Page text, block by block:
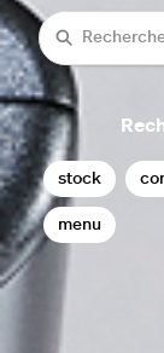
stock
menu